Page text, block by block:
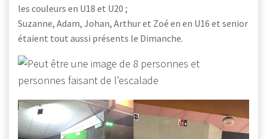
les couleurs en U18 et U20 ;
Suzanne, Adam, Johan, Arthur et Zoé en en U16 et senior
étaient tout aussi présents le Dimanche.